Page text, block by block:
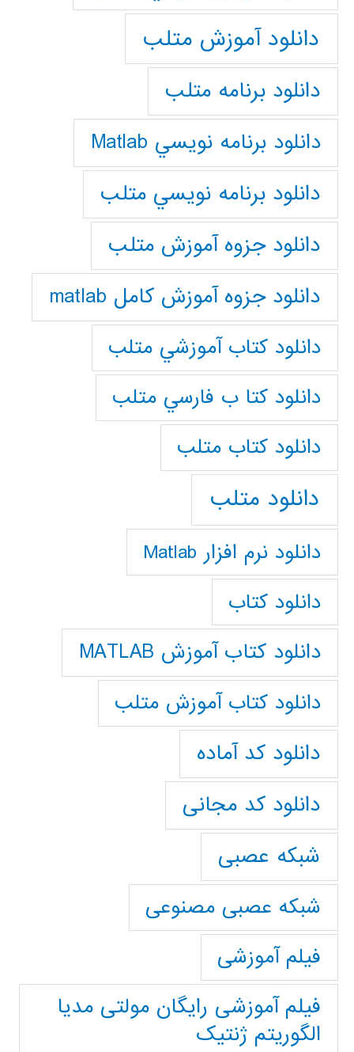
دانلود آموزش متلب
دانلود برنامه متلب
دانلود برنامه نويسي Matlab
دانلود برنامه نويسي متلب
دانلود جزوه آموزش متلب
دانلود جزوه آموزش کامل matlab
دانلود كتاب آموزشي متلب
دانلود كتا ب فارسي متلب
دانلود كتاب متلب
دانلود متلب
دانلود نرم افزار Matlab
دانلود کتاب
دانلود کتاب آموزش MATLAB
دانلود کتاب آموزش متلب
دانلود کد آماده
دانلود کد مجانی
شبکه عصبی
شبکه عصبی مصنوعی
فیلم آموزشی
فیلم آموزشی رایگان مولتی مدیا
الگوریتم ژنتیک